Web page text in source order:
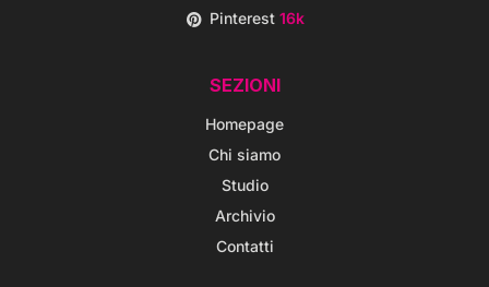
Pinterest16k
SEZIONI
Homepage
Chi siamo
Studio
Archivio
Contatti